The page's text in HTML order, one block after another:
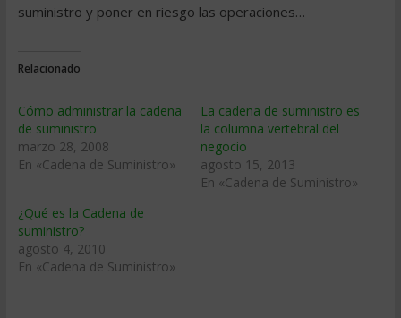
suministro y poner en riesgo las operaciones…
Relacionado
Cómo administrar la cadena
de suministro
marzo 28, 2008
En «Cadena de Suministro»
La cadena de suministro es
la columna vertebral del
negocio
agosto 15, 2013
En «Cadena de Suministro»
¿Qué es la Cadena de
suministro?
agosto 4, 2010
En «Cadena de Suministro»